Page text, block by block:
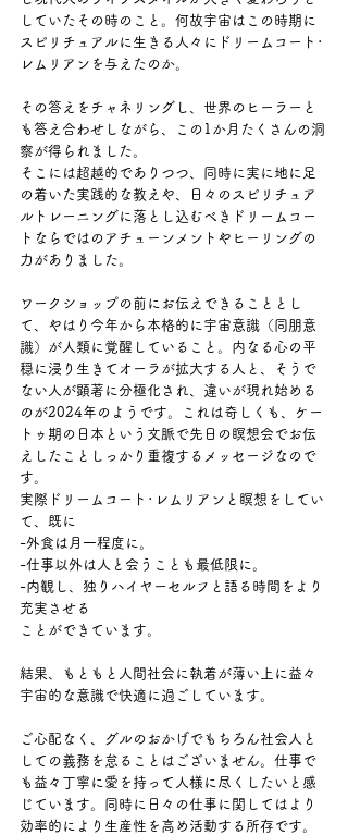
していたその時のこと。何故宇宙はこの時期に
スピリチュアルに生きる人々にドリームコート･
レムリアンを与えたのか。
その答えをチャネリングし、世界のヒーラーと
も答え合わせしながら、この1か月たくさんの洞
察が得られました。
そこには超越的でありつつ、同時に実に地に足
の着いた実践的な教えや、日々のスピリチュア
ルトレーニングに落とし込むべきドリームコー
トならではのアチューンメントやヒーリングの
力がありました。
ワークショップの前にお伝えできることとし
て、やはり今年から本格的に宇宙意識（同朋意
識）が人類に覚醒していること。内なる心の平
穏に浸り生きてオーラが拡大する人と、そうで
ない人が顕著に分極化され、違いが現れ始める
のが2024年のようです。これは奇しくも、ケー
トゥ期の日本という文脈で先日の瞑想会でお伝
えしたことしっかり重複するメッセージなので
す。
実際ドリームコート･レムリアンと瞑想をしてい
て、既に
-外食は月一程度に。
-仕事以外は人と会うことも最低限に。
-内観し、独りハイヤーセルフと語る時間をより
充実させる
ことができています。
結果、もともと人間社会に執着が薄い上に益々
宇宙的な意識で快適に過ごしています。
ご心配なく、グルのおかげでもちろん社会人と
しての義務を怠ることはございません。仕事で
も益々丁寧に愛を持って人様に尽くしたいと感
じています。同時に日々の仕事に関してはより
効率的により生産性を高め活動する所存です。